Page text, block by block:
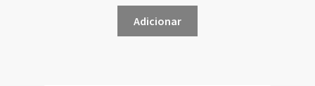
Adicionar